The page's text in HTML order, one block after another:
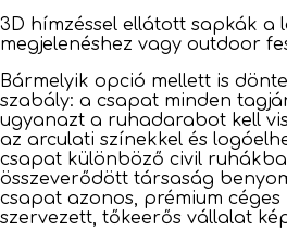
3D hímzéssel ellátott sapkák
megjelenéshez vagy outdoor
Bármelyik opció mellett is
szabály: a csapat minden
ugyanazt a ruhadarabot kell
az arculati színekkel és
csapat különböző civil
összeverődött társaság
csapat azonos, prémium
szervezett, tőkeerős vállalat